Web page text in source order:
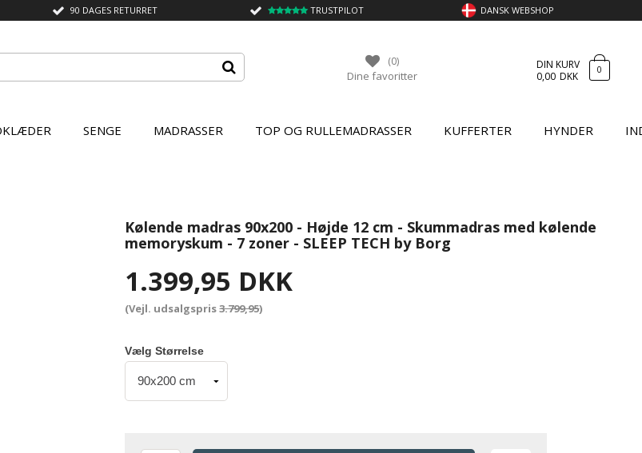
90 DAGES RETURRET TRUSTPILOT DANSK WEBSHOP
(0)
Dine favoritter
DIN KURV
0,00 DKK 0
SENGE MADRASSER TOP OG RULLEMADRASSER KUFFERTER HYNDER
Kølende madras 90x200 - Højde 12 cm - Skummadras med kølende
memoryskum - 7 zoner - SLEEP TECH by Borg
1.399,95 DKK
(Vejl. udsalgspris3.799,95)
Vælg Størrelse